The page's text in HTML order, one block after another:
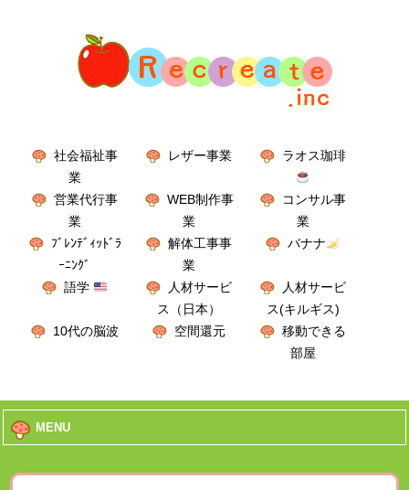
社会福祉事
業
レザー事業 ラオス珈琲
営業代行事
業
WEB制作事
業
コンサル事
業
ﾌﾞﾚﾝﾃﾞｨｯﾄﾞﾗ
ｰﾆﾝｸﾞ
解体工事事
業
バナナ
語学
人材サービ
ス（日本）
人材サービ
ス(キルギス)
10代の脳波
空間還元
移動できる
部屋
MENU